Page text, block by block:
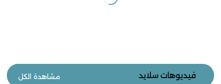
مشاهدة الكل فيديوهات سلايد